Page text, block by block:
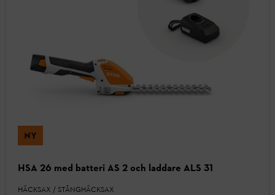
NY
HSA 26 med batteri AS 2 och laddare ALS 31
HÄCKSAX / STÅNGHÄCKSAX